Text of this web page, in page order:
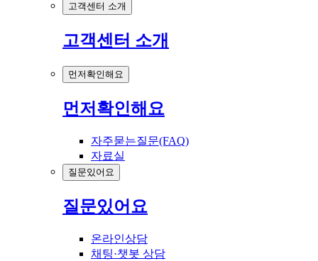
고객센터 소개
고객센터 소개
먼저확인해요
먼저확인해요
자주묻는질문(FAQ)
자료실
질문있어요
질문있어요
온라인상담
채팅·챗봇 상담